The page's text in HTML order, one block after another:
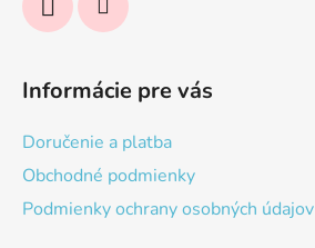
Informácie pre vás
Doručenie a platba
Obchodné podmienky
Podmienky ochrany osobných údajov